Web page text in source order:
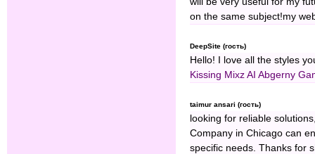
on the same subject!my
DeepSite (гость)
Hello! I love all the styles
Kissing Mixz AI Abgerny
taimur ansari (гость)
looking for reliable
Company in Chicago can
specific needs. Thanks for